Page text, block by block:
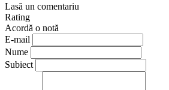
Lasă un comentariu
Rating
Acordă o notă
E-mail
Nume
Subiect